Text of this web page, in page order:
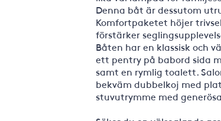
Denna båt är dessutom
Komfortpaketet höjer
förstärker
Båten har en klassisk och
ett pentry på babord sida
samt en rymlig toalett.
bekväm dubbelkoj med
stuvutrymme med